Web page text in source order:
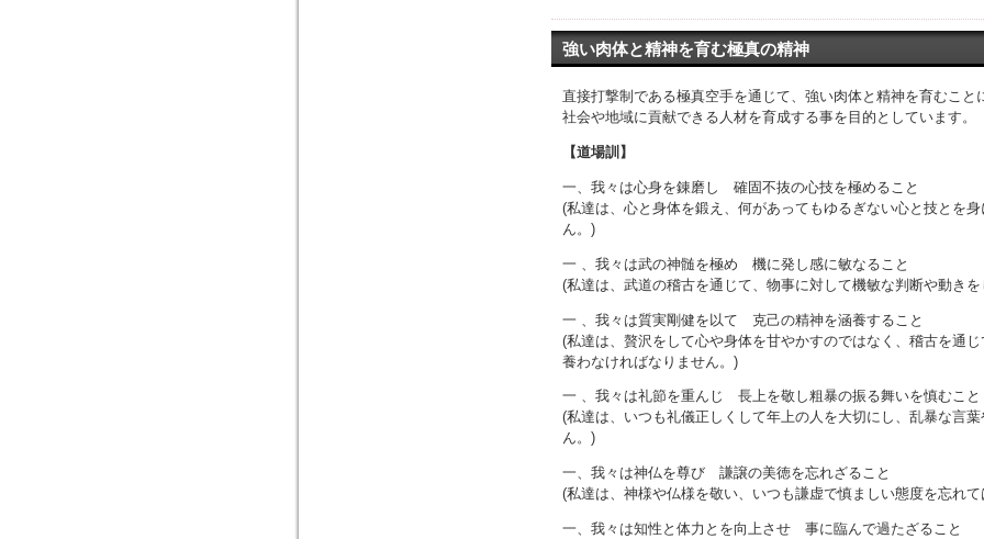
強い肉体と精神を育む極真の精神
直接打撃制である極真空手を通じて、強い肉体と精神を育むこと
社会や地域に貢献できる人材を育成する事を目的としています。
【道場訓】
一、我々は心身を錬磨し 確固不抜の心技を極めること
(私達は、心と身体を鍛え、何があってもゆるぎない心と技とを
ん。)
一 、我々は武の神髄を極め 機に発し感に敏なること
(私達は、武道の稽古を通じて、物事に対して機敏な判断や動き
一 、我々は質実剛健を以て 克己の精神を涵養すること
(私達は、贅沢をして心や身体を甘やかすのではなく、稽古を通
養わなければなりません。)
一 、我々は礼節を重んじ 長上を敬し粗暴の振る舞いを慎むこと
(私達は、いつも礼儀正しくして年上の人を大切にし、乱暴な言
ん。)
一、我々は神仏を尊び 謙譲の美徳を忘れざること
(私達は、神様や仏様を敬い、いつも謙虚で慎ましい態度を忘れ
一、我々は知性と体力とを向上させ 事に臨んで過たざること